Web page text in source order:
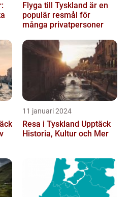
Flyga till Tyskland är en
populär resmål för
många privatpersoner
11 januari 2024
Resa i Tyskland Upptäck
Historia, Kultur och Mer